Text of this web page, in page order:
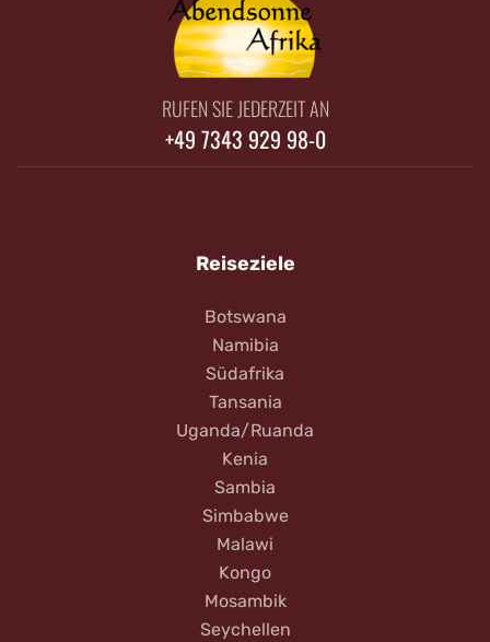
RUFEN SIE JEDERZEIT AN
+49 7343 929 98-0
Reiseziele
Botswana
Namibia
Südafrika
Tansania
Uganda/Ruanda
Kenia
Sambia
Simbabwe
Malawi
Kongo
Mosambik
Seychellen